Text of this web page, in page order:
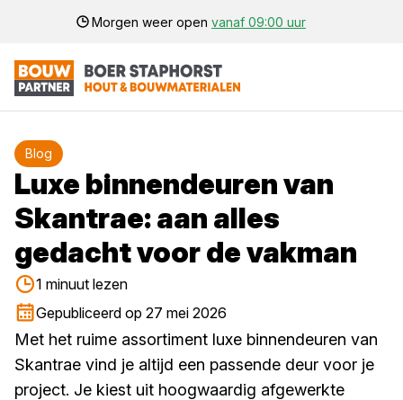
Morgen weer open vanaf 09:00 uur
Blog
Luxe binnendeuren van
Skantrae: aan alles
gedacht voor de vakman
1 minuut lezen
Gepubliceerd op 27 mei 2026
Met het ruime assortiment luxe binnendeuren van
Skantrae vind je altijd een passende deur voor je
project. Je kiest uit hoogwaardig afgewerkte